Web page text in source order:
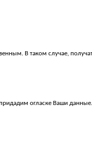
В таком случае,
огласке Ваши данные.